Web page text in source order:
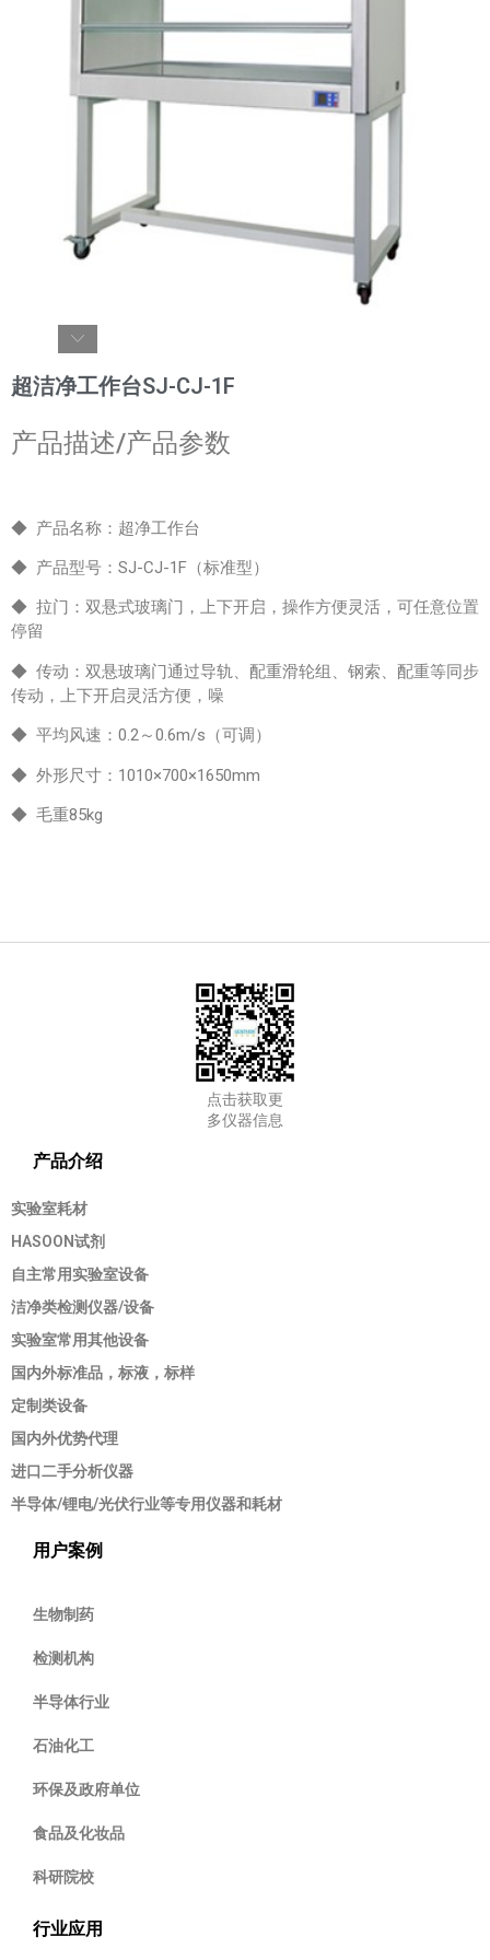
超洁净工作台SJ-CJ-1F
产品描述/产品参数
◆ 产品名称：超净工作台
◆ 产品型号：SJ-CJ-1F（标准型）
◆ 拉门：双悬式玻璃门，上下开启，操作方便灵活，可任意位置
停留
◆ 传动：双悬玻璃门通过导轨、配重滑轮组、钢索、配重等同步
传动，上下开启灵活方便，噪
◆ 平均风速：0.2～0.6m/s（可调）
◆ 外形尺寸：1010×700×1650mm
◆ 毛重85kg
点击获取更
多仪器信息
产品介绍
实验室耗材
HASOON试剂
自主常用实验室设备
洁净类检测仪器/设备
实验室常用其他设备
国内外标准品，标液，标样
定制类设备
国内外优势代理
进口二手分析仪器
半导体/锂电/光伏行业等专用仪器和耗材
用户案例
生物制药
检测机构
半导体行业
石油化工
环保及政府单位
食品及化妆品
科研院校
行业应用